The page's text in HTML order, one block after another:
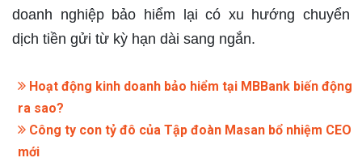
doanh nghiệp bảo hiểm lại có xu hướng chuyển
dịch tiền gửi từ kỳ hạn dài sang ngắn.
Hoạt động kinh doanh bảo hiểm tại MBBank biến động
ra sao?
Công ty con tỷ đô của Tập đoàn Masan bổ nhiệm CEO
mới